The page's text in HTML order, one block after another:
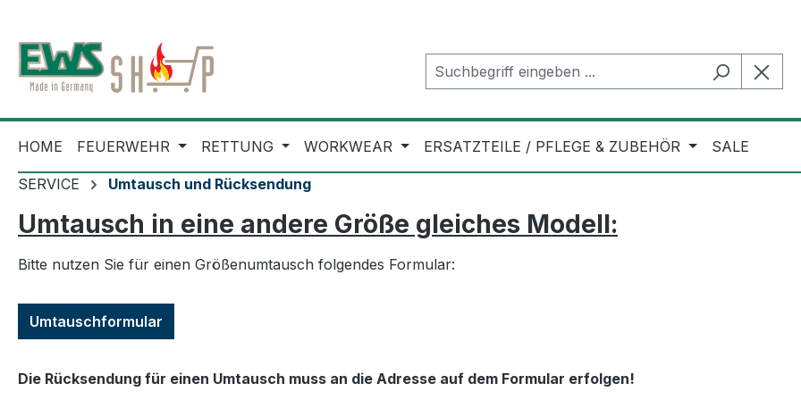
HOME FEUERWEHR RETTUNG WORKWEAR ERSATZTEILE / PFLEGE & ZUBEHÖR SALE
SERVICE Umtausch und Rücksendung
Umtausch in eine andere Größe gleiches Modell:
Bitte nutzen Sie für einen Größenumtausch folgendes Formular:
Umtauschformular
Die Rücksendung für einen Umtausch muss an die Adresse auf dem Formular erfolgen!